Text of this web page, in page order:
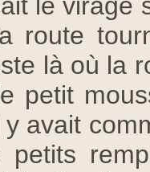
route
là où la
petit
avait